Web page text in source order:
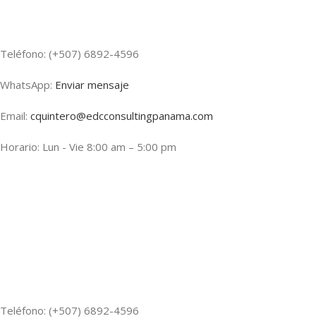
Teléfono: (+507) 6892-4596
WhatsApp: Enviar mensaje
Email: cquintero@edcconsultingpanama.com
Horario: Lun - Vie 8:00 am – 5:00 pm
Teléfono: (+507) 6892-4596